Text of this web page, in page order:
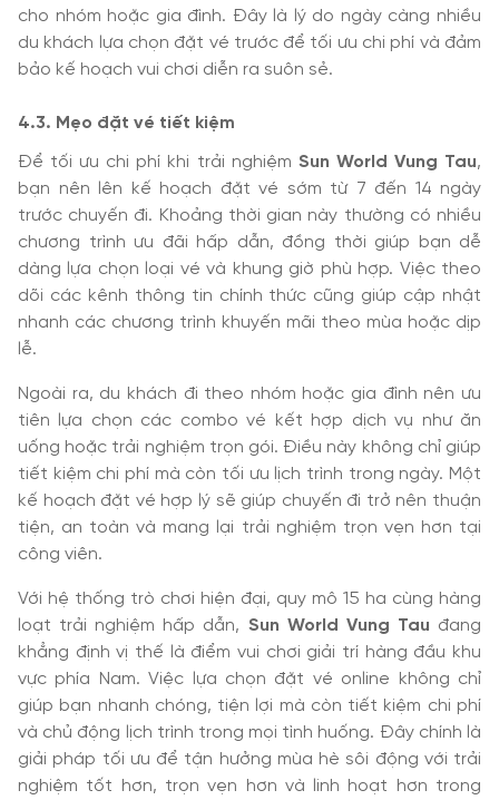
cho nhóm hoặc gia đình. Đây là lý do ngày càng nhiều
du khách lựa chọn đặt vé trước để tối ưu chi phí và đảm
bảo kế hoạch vui chơi diễn ra suôn sẻ.
4.3. Mẹo đặt vé tiết kiệm
Để tối ưu chi phí khi trải nghiệm Sun World Vung Tau,
bạn nên lên kế hoạch đặt vé sớm từ 7 đến 14 ngày
trước chuyến đi. Khoảng thời gian này thường có nhiều
chương trình ưu đãi hấp dẫn, đồng thời giúp bạn dễ
dàng lựa chọn loại vé và khung giờ phù hợp. Việc theo
dõi các kênh thông tin chính thức cũng giúp cập nhật
nhanh các chương trình khuyến mãi theo mùa hoặc dịp
lễ.
Ngoài ra, du khách đi theo nhóm hoặc gia đình nên ưu
tiên lựa chọn các combo vé kết hợp dịch vụ như ăn
uống hoặc trải nghiệm trọn gói. Điều này không chỉ giúp
tiết kiệm chi phí mà còn tối ưu lịch trình trong ngày. Một
kế hoạch đặt vé hợp lý sẽ giúp chuyến đi trở nên thuận
tiện, an toàn và mang lại trải nghiệm trọn vẹn hơn tại
công viên.
Với hệ thống trò chơi hiện đại, quy mô 15 ha cùng hàng
loạt trải nghiệm hấp dẫn, Sun World Vung Tau đang
khẳng định vị thế là điểm vui chơi giải trí hàng đầu khu
vực phía Nam. Việc lựa chọn đặt vé online không chỉ
giúp bạn nhanh chóng, tiện lợi mà còn tiết kiệm chi phí
và chủ động lịch trình trong mọi tình huống. Đây chính là
giải pháp tối ưu để tận hưởng mùa hè sôi động với trải
nghiệm tốt hơn, trọn vẹn hơn và linh hoạt hơn trong